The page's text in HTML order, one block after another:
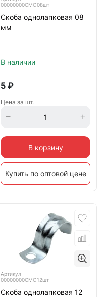
00000000СМО08шт
Скоба однолапковая 08
мм
В наличии
5 ₽
Цена за шт.
В корзину
Купить по оптовой цене
Артикул
00000000СМО12шт
Скоба однолапковая 12